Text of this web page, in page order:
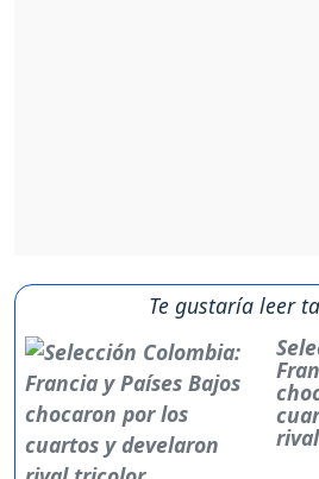
Te gustaría leer